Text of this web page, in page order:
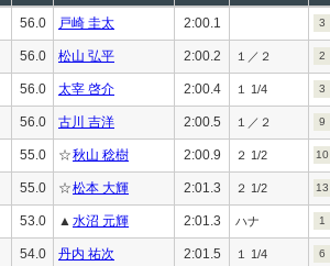
56.0 戸崎 圭太 2:00.1 3
56.0 松山 弘平 2:00.2 １／２ 2
56.0 太宰 啓介 2:00.4 １ 1/4 3
56.0 古川 吉洋 2:00.5 １／２ 9
55.0 ☆秋山 稔樹 2:00.9 ２ 1/2 10
55.0 ☆松本 大輝 2:01.3 ２ 1/2 13
53.0 ▲ 水沼 元輝 2:01.3 ハナ 1
54.0 丹内 祐次 2:01.5 １ 1/4 6